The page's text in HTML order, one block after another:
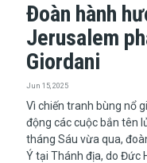
Đoàn hành
Jerusalem
Giordani
Jun 15, 2025
​​​​​​​Vì chiến tranh bùng nổ
động các cuộc bắn tên
tháng Sáu vừa qua,
Ý tại Thánh địa, do Đức